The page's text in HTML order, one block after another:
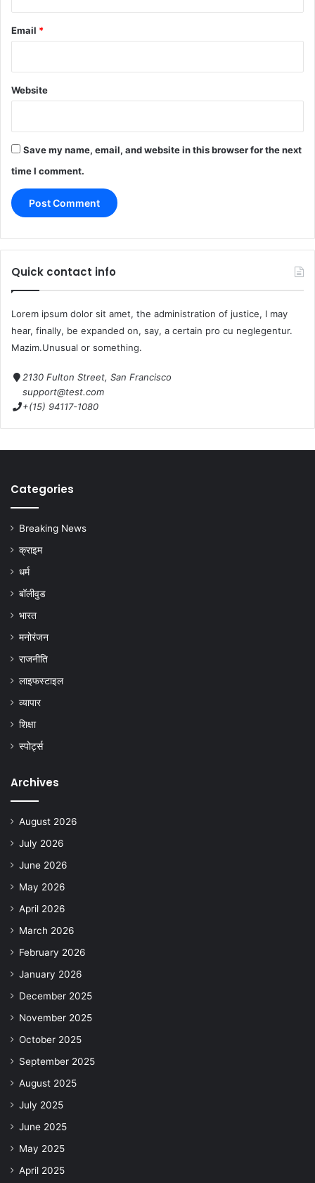
Email *
Website
Save my name, email, and website in this browser for the next
time I comment.
Quick contact info
Lorem ipsum dolor sit amet, the administration of justice, I may
hear, finally, be expanded on, say, a certain pro cu neglegentur.
Mazim.Unusual or something.
2130 Fulton Street, San Francisco
support@test.com
+(15) 94117-1080
Categories
Breaking News
क्राइम
धर्म
बॉलीवुड
भारत
मनोरंजन
राजनीति
लाइफस्टाइल
व्यापार
शिक्षा
स्पोर्ट्स
Archives
August 2026
July 2026
June 2026
May 2026
April 2026
March 2026
February 2026
January 2026
December 2025
November 2025
October 2025
September 2025
August 2025
July 2025
June 2025
May 2025
April 2025